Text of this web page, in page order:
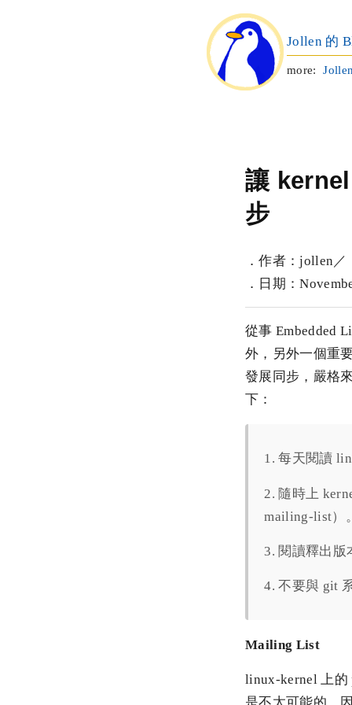
Jollen 的
more:
讓
步
．作者：jollen／
．日期：
從事 Embedded
外，另外一個重
發展同步，嚴格
下：
1. 每天閱讀
2. 隨時上
mailing-list）
3. 閱讀釋出版
4. 不要與 git
Mailing List
linux-kernel 上的